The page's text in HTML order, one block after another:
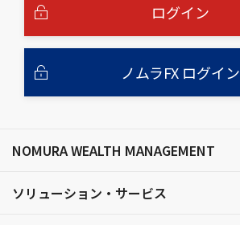
ログイン
ノムラFX ログイン
NOMURA WEALTH MANAGEMENT
ソリューション・サービス